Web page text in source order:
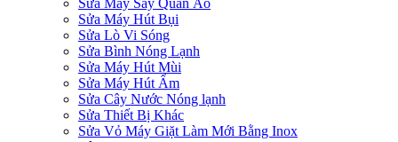
Sửa Máy Sấy Quần Áo
Sửa Máy Hút Bụi
Sửa Lò Vi Sóng
Sửa Bình Nóng Lạnh
Sửa Máy Hút Mùi
Sửa Máy Hút Ẩm
Sửa Cây Nước Nóng lạnh
Sửa Thiết Bị Khác
Sửa Vỏ Máy Giặt Làm Mới Bằng Inox